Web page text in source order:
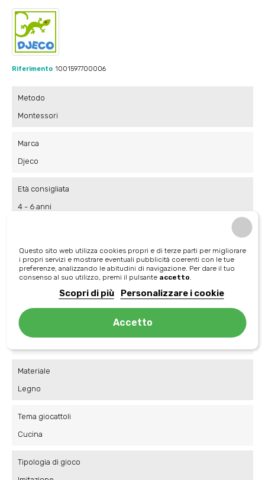
Riferimento 1001597700006
Metodo
Montessori
Marca
Djeco
Età consigliata
4 - 6 anni
1 - 3 anni
Sviluppa
Sviluppa
Materiale
Legno
Tema giocattoli
Cucina
Tipologia di gioco
Questo sito web utilizza cookies propri e di terze parti per migliorare
i propri servizi e mostrare eventuali pubblicità coerenti con le tue
preferenze, analizzando le abitudini di navigazione. Per dare il tuo
consenso al suo utilizzo, premi il pulsante accetto.
Scopri di più Personalizzare i cookie
Accetto